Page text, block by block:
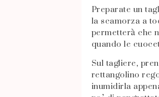
Preparate un
la scamorza a
permetterà che
quando le
Sul tagliere,
rettangolino
inumidirla